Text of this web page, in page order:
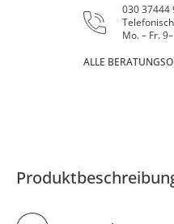
030 37444
Mo. – Fr.
ALLE